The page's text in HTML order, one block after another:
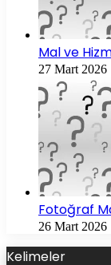
Mal ve
27 Mart 2026
Fotoğraf
26 Mart 2026
Kelimeler